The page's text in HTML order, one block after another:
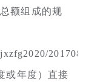
额组成的规
201708/
或年度）直接